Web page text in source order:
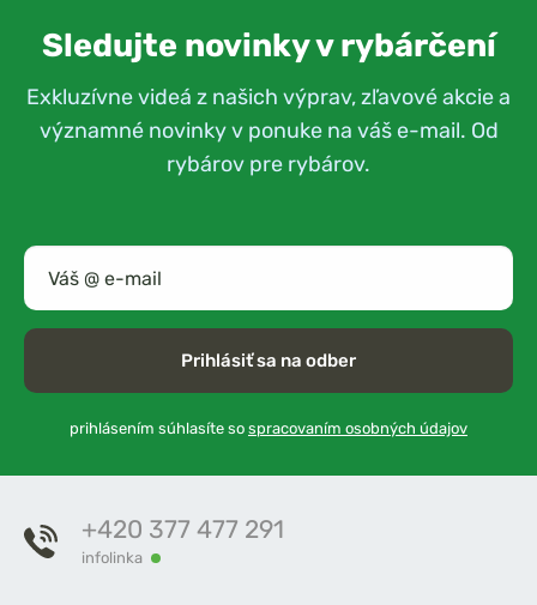
Sledujte novinky v rybárčení
Exkluzívne videá z našich výprav, zľavové akcie a
významné novinky v ponuke na váš e-mail. Od
rybárov pre rybárov.
Prihlásiť sa na odber
prihlásením súhlasíte so spracovaním osobných údajov
+420 377 477 291
infolinka